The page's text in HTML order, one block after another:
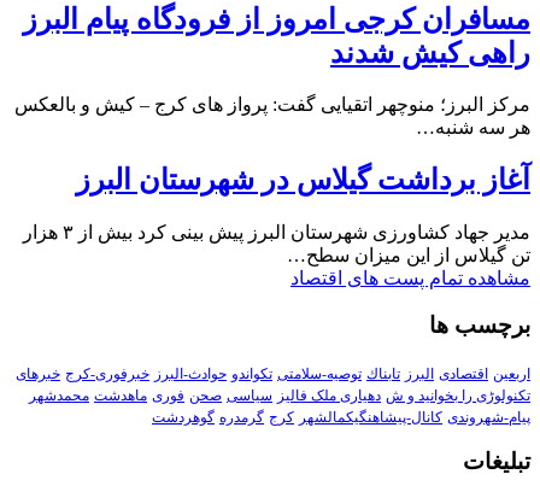
مسافران کرجی امروز از فرودگاه پیام البرز
راهی کیش شدند
مرکز البرز؛ منوچهر اتقیایی گفت: پرواز های کرج – کیش و بالعکس
هر سه شنبه…
آغاز برداشت گیلاس در شهرستان البرز
مدیر جهاد کشاورزی شهرستان البرز پیش بینی کرد بیش از ۳ هزار
تن گیلاس از این میزان سطح…
مشاهده تمام پست های اقتصاد
برچسب ها
اربعین اقتصادی البرز تابناك توصیه-سلامتی تکواندو حوادث-البرز خبرفوری-کرج خبرهای
تکنولوڑی را بخوانید و ش دهیاری ملک فالیز سیاسی صحن فوری ماهدشت محمدشهر
پیام-شهروندی کانال-پیشاهنگیکمالشهر کرج گرمدره گوهردشت
تبلیغات